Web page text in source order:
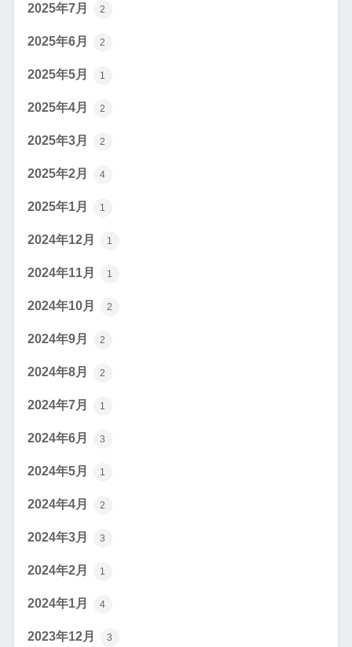
2025年7月 2
2025年6月 2
2025年5月 1
2025年4月 2
2025年3月 2
2025年2月 4
2025年1月 1
2024年12月 1
2024年11月 1
2024年10月 2
2024年9月 2
2024年8月 2
2024年7月 1
2024年6月 3
2024年5月 1
2024年4月 2
2024年3月 3
2024年2月 1
2024年1月 4
2023年12月 3